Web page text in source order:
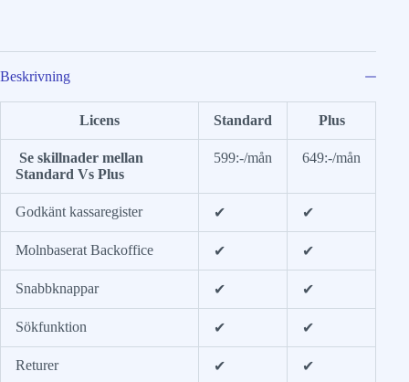
Beskrivning
Licens Standard Plus
Se skillnader mellan
Standard Vs Plus
599:-/mån 649:-/mån
Godkänt kassaregister ✔ ✔
Molnbaserat Backoffice ✔ ✔
Snabbknappar ✔ ✔
Sökfunktion ✔ ✔
Returer ✔ ✔